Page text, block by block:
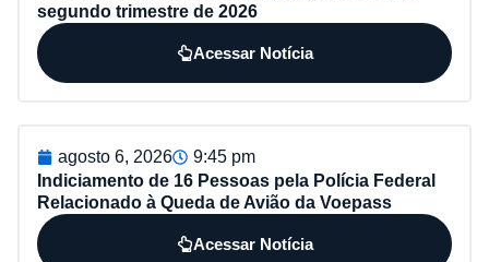
segundo trimestre de 2026
Acessar Notícia
agosto 6, 2026
9:45 pm
Indiciamento de 16 Pessoas pela Polícia Federal
Relacionado à Queda de Avião da Voepass
Acessar Notícia